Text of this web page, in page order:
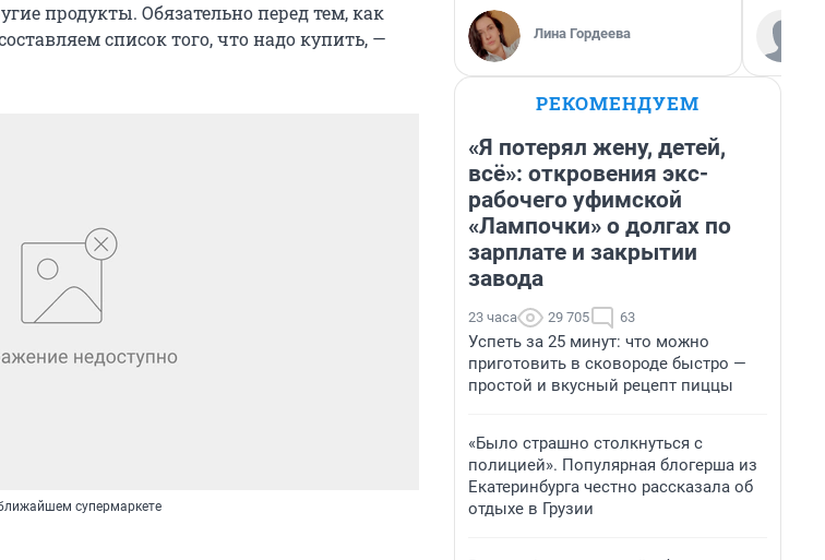
продукты. Обязательно перед тем, как
список того, что надо купить, —
супермаркете
Лина Гордеева
РЕКОМЕНДУЕМ
«Я потерял жену, детей,
всё»: откровения экс-
рабочего уфимской
«Лампочки» о долгах по
зарплате и закрытии
завода
23 часа 29 705 63
Успеть за 25 минут: что можно
приготовить в сковороде быстро —
простой и вкусный рецепт пиццы
«Было страшно столкнуться с
полицией». Популярная блогерша из
Екатеринбурга честно рассказала об
отдыхе в Грузии